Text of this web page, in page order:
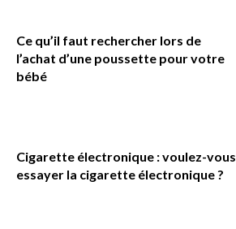
Ce qu’il faut rechercher lors de
l’achat d’une poussette pour votre
bébé
Cigarette électronique : voulez-vous
essayer la cigarette électronique ?